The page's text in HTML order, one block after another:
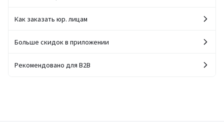
Как заказать юр. лицам
Больше скидок в приложении
Рекомендовано для B2B